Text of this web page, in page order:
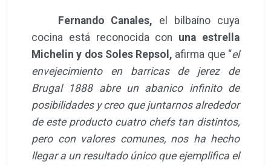
Fernando Canales, el bilbaíno cuya
cocina está reconocida con una estrella
Michelin y dos Soles Repsol, afirma que “el
envejecimiento en barricas de jerez de
Brugal 1888 abre un abanico infinito de
posibilidades y creo que juntarnos alrededor
de este producto cuatro chefs tan distintos,
pero con valores comunes, nos ha hecho
llegar a un resultado único que ejemplifica el